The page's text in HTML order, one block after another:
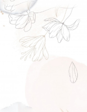
Перейти
к
содержанию